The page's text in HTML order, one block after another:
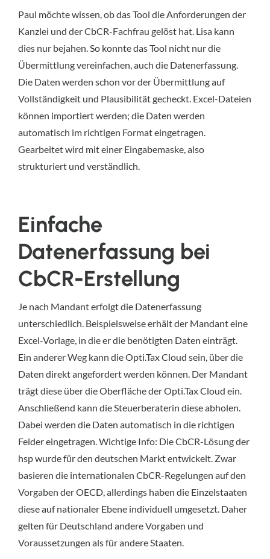
Paul möchte wissen, ob das Tool die Anforderungen der
Kanzlei und der CbCR-Fachfrau gelöst hat. Lisa kann
dies nur bejahen. So konnte das Tool nicht nur die
Übermittlung vereinfachen, auch die Datenerfassung.
Die Daten werden schon vor der Übermittlung auf
Vollständigkeit und Plausibilität gecheckt. Excel-Dateien
können importiert werden; die Daten werden
automatisch im richtigen Format eingetragen.
Gearbeitet wird mit einer Eingabemaske, also
strukturiert und verständlich.
Einfache
Datenerfassung bei
CbCR-Erstellung
Je nach Mandant erfolgt die Datenerfassung
unterschiedlich. Beispielsweise erhält der Mandant eine
Excel-Vorlage, in die er die benötigten Daten einträgt.
Ein anderer Weg kann die Opti.Tax Cloud sein, über die
Daten direkt angefordert werden können. Der Mandant
trägt diese über die Oberfläche der Opti.Tax Cloud ein.
Anschließend kann die Steuerberaterin diese abholen.
Dabei werden die Daten automatisch in die richtigen
Felder eingetragen. Wichtige Info: Die CbCR-Lösung der
hsp wurde für den deutschen Markt entwickelt. Zwar
basieren die internationalen CbCR-Regelungen auf den
Vorgaben der OECD, allerdings haben die Einzelstaaten
diese auf nationaler Ebene individuell umgesetzt. Daher
gelten für Deutschland andere Vorgaben und
Voraussetzungen als für andere Staaten.